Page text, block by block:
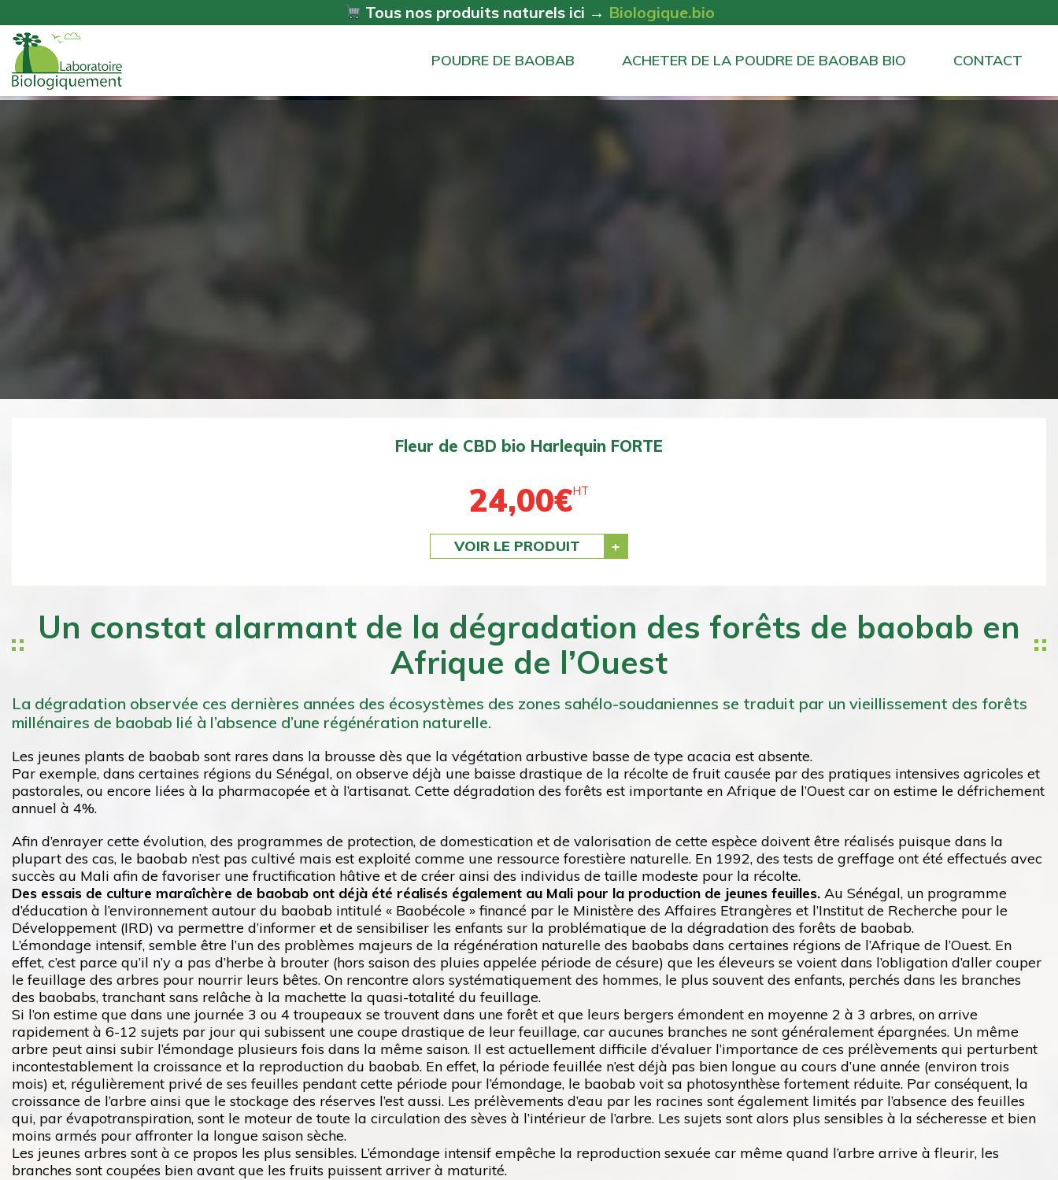
Tous nos produits naturels ici → Biologique.bio
POUDRE DE BAOBAB ACHETER DE LA POUDRE DE BAOBAB BIO CONTACT
Fleur de CBD bio BZ1 DOUCE
24,00€HT
VOIR LE PRODUIT
Un constat alarmant de la dégradation des forêts de baobab en
Afrique de l’Ouest
La dégradation observée ces dernières années des écosystèmes des zones sahélo-soudaniennes se traduit par un vieillissement des forêts
millénaires de baobab lié à l’absence d’une régénération naturelle.
Les jeunes plants de baobab sont rares dans la brousse dès que la végétation arbustive basse de type acacia est absente.
Par exemple, dans certaines régions du Sénégal, on observe déjà une baisse drastique de la récolte de fruit causée par des pratiques intensives agricoles et
pastorales, ou encore liées à la pharmacopée et à l’artisanat. Cette dégradation des forêts est importante en Afrique de l’Ouest car on estime le défrichement
annuel à 4%.
Afin d’enrayer cette évolution, des programmes de protection, de domestication et de valorisation de cette espèce doivent être réalisés puisque dans la
plupart des cas, le baobab n’est pas cultivé mais est exploité comme une ressource forestière naturelle. En 1992, des tests de greffage ont été effectués avec
succès au Mali afin de favoriser une fructification hâtive et de créer ainsi des individus de taille modeste pour la récolte.
Des essais de culture maraîchère de baobab ont déjà été réalisés également au Mali pour la production de jeunes feuilles. Au Sénégal, un programme
d’éducation à l’environnement autour du baobab intitulé « Baobécole » financé par le Ministère des Affaires Etrangères et l’Institut de Recherche pour le
Développement (IRD) va permettre d’informer et de sensibiliser les enfants sur la problématique de la dégradation des forêts de baobab.
L’émondage intensif, semble être l’un des problèmes majeurs de la régénération naturelle des baobabs dans certaines régions de l’Afrique de l’Ouest. En
effet, c’est parce qu’il n’y a pas d’herbe à brouter (hors saison des pluies appelée période de césure) que les éleveurs se voient dans l’obligation d’aller couper
le feuillage des arbres pour nourrir leurs bêtes. On rencontre alors systématiquement des hommes, le plus souvent des enfants, perchés dans les branches
des baobabs, tranchant sans relâche à la machette la quasi-totalité du feuillage.
Si l’on estime que dans une journée 3 ou 4 troupeaux se trouvent dans une forêt et que leurs bergers émondent en moyenne 2 à 3 arbres, on arrive
rapidement à 6-12 sujets par jour qui subissent une coupe drastique de leur feuillage, car aucunes branches ne sont généralement épargnées. Un même
arbre peut ainsi subir l’émondage plusieurs fois dans la même saison. Il est actuellement difficile d’évaluer l’importance de ces prélèvements qui perturbent
incontestablement la croissance et la reproduction du baobab. En effet, la période feuillée n’est déjà pas bien longue au cours d’une année (environ trois
mois) et, régulièrement privé de ses feuilles pendant cette période pour l’émondage, le baobab voit sa photosynthèse fortement réduite. Par conséquent, la
croissance de l’arbre ainsi que le stockage des réserves l’est aussi. Les prélèvements d’eau par les racines sont également limités par l’absence des feuilles
qui, par évapotranspiration, sont le moteur de toute la circulation des sèves à l’intérieur de l’arbre. Les sujets sont alors plus sensibles à la sécheresse et bien
moins armés pour affronter la longue saison sèche.
Les jeunes arbres sont à ce propos les plus sensibles. L’émondage intensif empêche la reproduction sexuée car même quand l’arbre arrive à fleurir, les
branches sont coupées bien avant que les fruits puissent arriver à maturité.